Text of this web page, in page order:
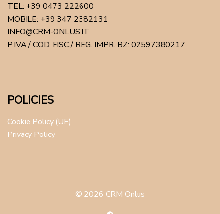
TEL: +39 0473 222600
MOBILE: +39 347 2382131
INFO@CRM-ONLUS.IT
P.IVA / COD. FISC./ REG. IMPR. BZ: 02597380217
POLICIES
Cookie Policy (UE)
Privacy Policy
© 2026 CRM Onlus